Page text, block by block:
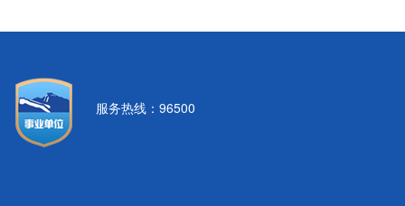
服务热线：96500